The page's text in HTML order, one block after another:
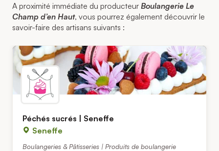
A proximité immédiate du producteur Boulangerie Le
Champ d’en Haut, vous pourrez également découvrir le
savoir-faire des artisans suivants :
Péchés sucrés | Seneffe
Seneffe
Boulangeries & Pâtisseries | Produits de boulangerie